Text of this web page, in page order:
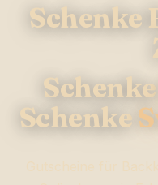
Schenke
Schenke